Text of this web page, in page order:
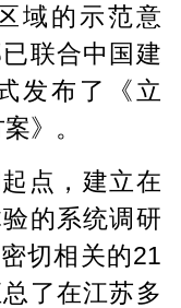
域的示范意
联合中国建
发布了《立
》。
点，建立在
的系统调研
切相关的21
了在江苏多